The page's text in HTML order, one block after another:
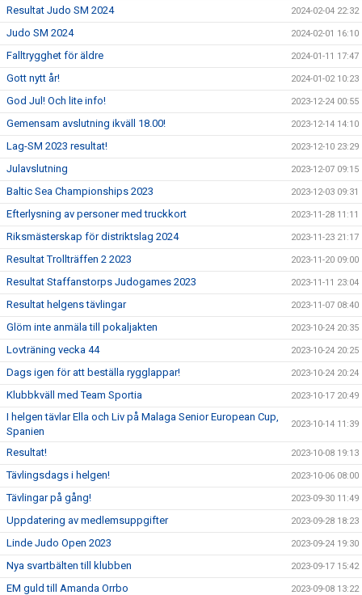
Resultat Judo SM 2024 2024-02-04 22:32
Judo SM 2024 2024-02-01 16:10
Falltrygghet för äldre 2024-01-11 17:47
Gott nytt år! 2024-01-02 10:23
God Jul! Och lite info! 2023-12-24 00:55
Gemensam avslutning ikväll 18.00! 2023-12-14 14:10
Lag-SM 2023 resultat! 2023-12-10 23:29
Julavslutning 2023-12-07 09:15
Baltic Sea Championships 2023 2023-12-03 09:31
Efterlysning av personer med truckkort 2023-11-28 11:11
Riksmästerskap för distriktslag 2024 2023-11-23 21:17
Resultat Trollträffen 2 2023 2023-11-20 09:00
Resultat Staffanstorps Judogames 2023 2023-11-11 23:04
Resultat helgens tävlingar 2023-11-07 08:40
Glöm inte anmäla till pokaljakten 2023-10-24 20:35
Lovträning vecka 44 2023-10-24 20:25
Dags igen för att beställa rygglappar! 2023-10-24 20:24
Klubbkväll med Team Sportia 2023-10-17 20:49
I helgen tävlar Ella och Liv på Malaga Senior European Cup,
Spanien
2023-10-14 11:39
Resultat! 2023-10-08 19:13
Tävlingsdags i helgen! 2023-10-06 08:00
Tävlingar på gång! 2023-09-30 11:49
Uppdatering av medlemsuppgifter 2023-09-28 18:23
Linde Judo Open 2023 2023-09-24 19:30
Nya svartbälten till klubben 2023-09-17 15:42
EM guld till Amanda Orrbo 2023-09-08 13:22